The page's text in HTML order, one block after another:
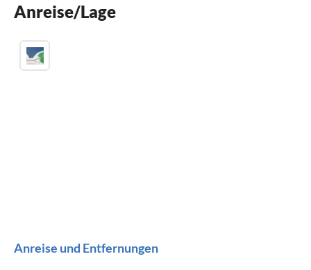
Kamin
Anreise/Lage
Anreise und Entfernungen